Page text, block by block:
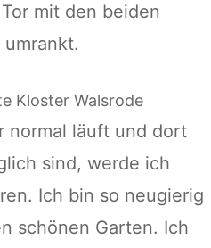
mit den beiden
normal läuft und dort
sind, werde ich
Ich bin so neugierig
schönen Garten. Ich